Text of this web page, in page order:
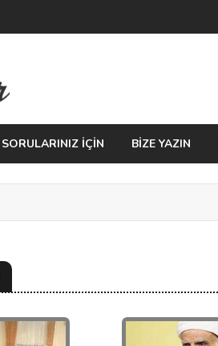
SORULARINIZ İÇİN BİZE YAZIN